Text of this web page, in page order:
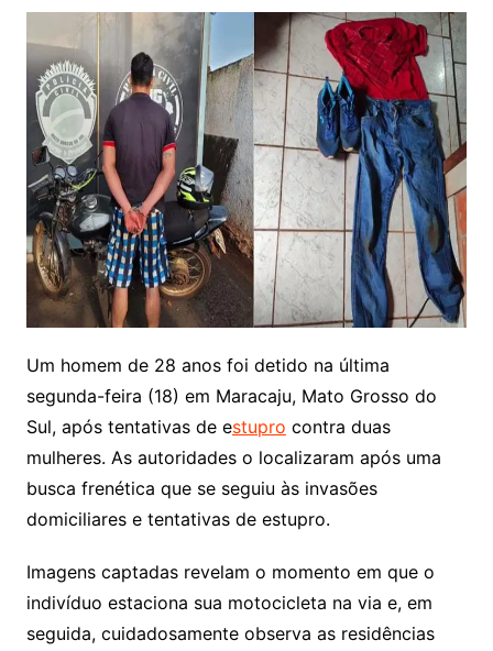
Um homem de 28 anos foi detido na última
segunda-feira (18) em Maracaju, Mato Grosso do
Sul, após tentativas de estupro contra duas
mulheres. As autoridades o localizaram após uma
busca frenética que se seguiu às invasões
domiciliares e tentativas de estupro.
Imagens captadas revelam o momento em que o
indivíduo estaciona sua motocicleta na via e, em
seguida, cuidadosamente observa as residências